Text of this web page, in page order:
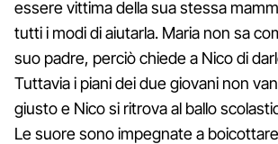
essere vittima della sua stessa
tutti i modi di aiutarla. Maria non sa
suo padre, perciò chiede a Nico di
Tuttavia i piani dei due giovani non
giusto e Nico si ritrova al ballo
Le suore sono impegnate a